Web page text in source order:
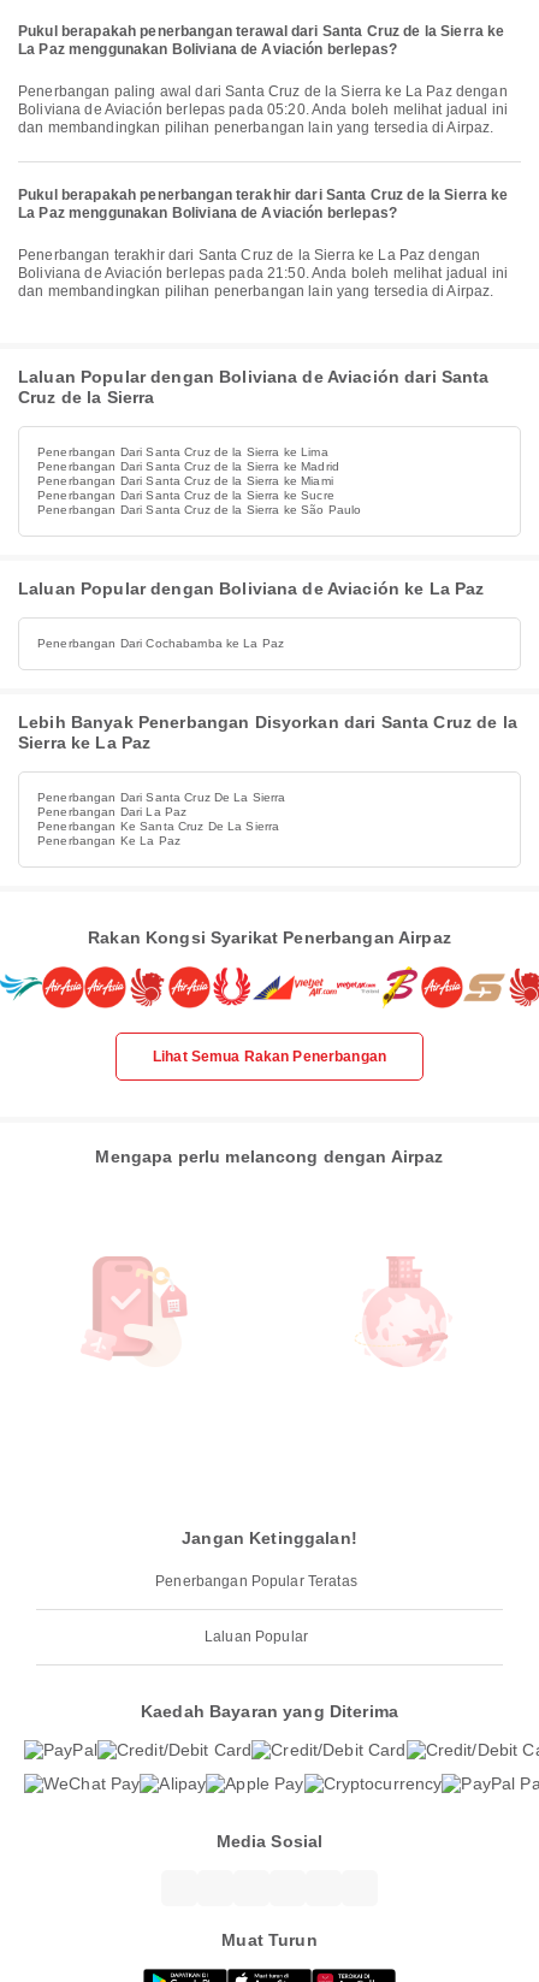
Pukul berapakah penerbangan terawal dari Santa Cruz de la Sierra ke
La Paz menggunakan Boliviana de Aviación berlepas?
Penerbangan paling awal dari Santa Cruz de la Sierra ke La Paz dengan
Boliviana de Aviación berlepas pada 05:20. Anda boleh melihat jadual ini
dan membandingkan pilihan penerbangan lain yang tersedia di Airpaz.
Pukul berapakah penerbangan terakhir dari Santa Cruz de la Sierra ke
La Paz menggunakan Boliviana de Aviación berlepas?
Penerbangan terakhir dari Santa Cruz de la Sierra ke La Paz dengan
Boliviana de Aviación berlepas pada 21:50. Anda boleh melihat jadual ini
dan membandingkan pilihan penerbangan lain yang tersedia di Airpaz.
Laluan Popular dengan Boliviana de Aviación dari Santa
Cruz de la Sierra
Penerbangan Dari Santa Cruz de la Sierra ke Lima
Penerbangan Dari Santa Cruz de la Sierra ke Madrid
Penerbangan Dari Santa Cruz de la Sierra ke Miami
Penerbangan Dari Santa Cruz de la Sierra ke Sucre
Penerbangan Dari Santa Cruz de la Sierra ke São Paulo
Laluan Popular dengan Boliviana de Aviación ke La Paz
Penerbangan Dari Cochabamba ke La Paz
Lebih Banyak Penerbangan Disyorkan dari Santa Cruz de la
Sierra ke La Paz
Penerbangan Dari Santa Cruz De La Sierra
Penerbangan Dari La Paz
Penerbangan Ke Santa Cruz De La Sierra
Penerbangan Ke La Paz
Rakan Kongsi Syarikat Penerbangan Airpaz
Lihat Semua Rakan Penerbangan
Mengapa perlu melancong dengan Airpaz
Jangan Ketinggalan!
Penerbangan Popular Teratas
Laluan Popular
Kaedah Bayaran yang Diterima
Media Sosial
Muat Turun